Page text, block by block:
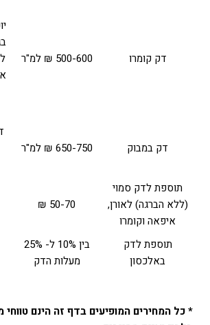
דק קומרו 500-600 ₪ למ"ר
דק במבוק 650-750 ₪ למ"ר
תוספת לדק סמוי
(ללא הברגה) לאורן,
איפאה וקומרו
50-70 ₪
תוספת לדק
באלכסון
בין 10% ל- 25%
מעלות הדק
* כל המחירים המופיעים בדף זה הינם טווחי